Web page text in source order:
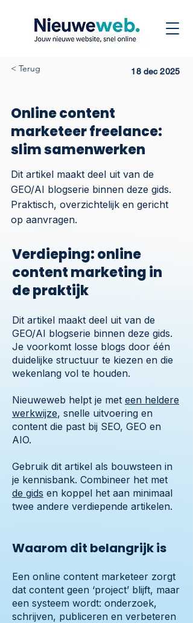
< Terug 18 dec 2025
Online content
marketeer freelance:
slim samenwerken
Dit artikel maakt deel uit van de
GEO/AI blogserie binnen deze gids.
Praktisch, overzichtelijk en gericht
op aanvragen.
Verdieping: online
content marketing in
de praktijk
Dit artikel maakt deel uit van de
GEO/AI blogserie binnen deze gids.
Je voorkomt losse blogs door één
duidelijke structuur te kiezen en die
wekenlang vol te houden.
Nieuweweb helpt je met een heldere
werkwijze, snelle uitvoering en
content die past bij SEO, GEO en
AIO.
Gebruik dit artikel als bouwsteen in
je kennisbank. Combineer het met
de gids en koppel het aan minimaal
twee andere verdiepende artikelen.
Waarom dit belangrijk is
Een online content marketeer zorgt
dat content geen ‘project’ blijft, maar
een systeem wordt: onderzoek,
schrijven, publiceren en verbeteren